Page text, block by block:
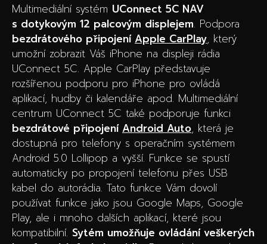
Multimediální systém UConnect 5C NAV
s dotykovým 12 palcovým displejem. Podpora
bezdrátového připojeníApple CarPlay, který
umožní zobrazit Váš iPhone na displeji rádia
UConnect 5C. Apple CarPlay představuje
rozšířenou podporu pro iPhone pro ovládá
aplikací, hudby či kalendáře apod. Multimediální
centrum UConnect 5C také podporuje funkci
bezdrátové připojeníAndroid Auto, která je
dostupná pro telefony s operačním systémem
Android 5.0 Lollipop a vyšší. Funkce se spustí
automaticky po propojení telefonu přes USB
kabel do autorádia. Tato funkce Vám dovolí
používat funkce jako jsou Google Maps, Google
Play, ale i mnoho dalších aplikací, které jsou
kompatibilní. Sytém umožňuje ovládání veškerých